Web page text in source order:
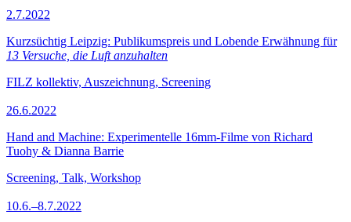
2.7.2022
Kurzsüchtig Leipzig: Publikumspreis und Lobende Erwähnung für
13 Versuche, die Luft anzuhalten
FILZ kollektiv, Auszeichnung, Screening
26.6.2022
Hand and Machine: Experimentelle 16mm-Filme von Richard
Tuohy & Dianna Barrie
Screening, Talk, Workshop
10.6.–8.7.2022